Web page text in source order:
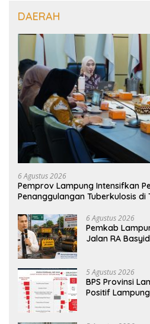
DAERAH
6 Agustus 2026
Pemprov Lampung Intensifkan
Penanggulangan Tuberkulosis di
6 Agustus 2026
Pemkab
Jalan RA
5 Agustus 2026
BPS Provinsi
Positif